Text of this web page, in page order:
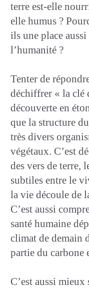
terre est-elle
elle humus ?
ils une place
l’humanité ?
Tenter de
déchiffrer « la clé
découverte en
que la structure
très divers
végétaux. C’est
des vers de terre,
subtiles entre le
la vie découle de
C’est aussi
santé humaine
climat de demain
partie du carbone
C’est aussi